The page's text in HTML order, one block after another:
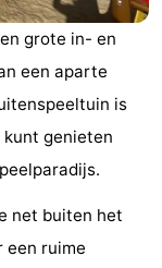
grote in- en
een aparte
is
kunt genieten
net buiten het
een ruime